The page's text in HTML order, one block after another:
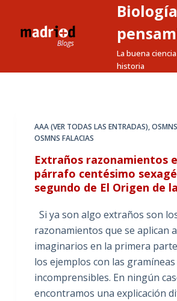
a
La buena
historia
AAA (VER TODAS LAS ENTRADAS),
OSMNS FALACIAS
Extraños razonamientos
párrafo centésimo
segundo de El Origen de
Si ya son algo extraños son
razonamientos que se aplican
imaginarios en la primera
los ejemplos con las
incomprensibles. En ningún
encontramos una explicación